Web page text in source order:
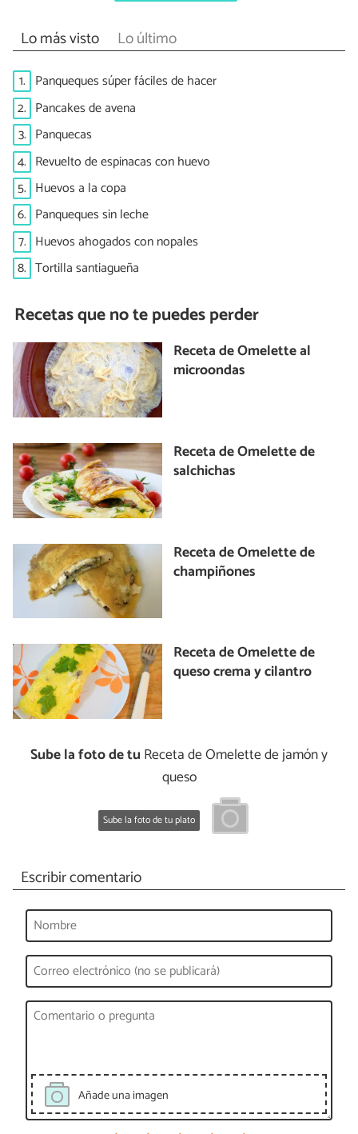
Lo más visto Lo último
1. Panqueques súper fáciles de hacer
2. Pancakes de avena
3. Panquecas
4. Revuelto de espinacas con huevo
5. Huevos a la copa
6. Panqueques sin leche
7. Huevos ahogados con nopales
8. Tortilla santiagueña
Recetas que no te puedes perder
Receta de Omelette al
microondas
Receta de Omelette de
salchichas
Receta de Omelette de
champiñones
Receta de Omelette de
queso crema y cilantro
Sube la foto de tu Receta de Omelette de jamón y
queso
Sube la foto de tu plato
Escribir comentario
Añade una imagen